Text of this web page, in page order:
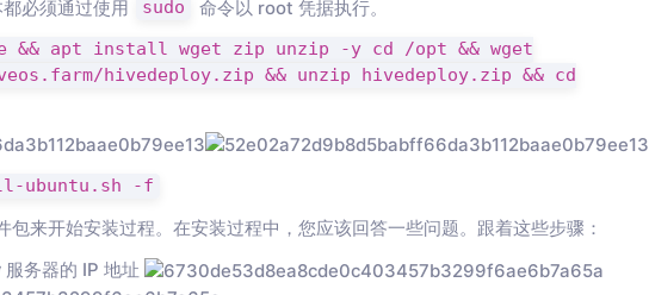
必须通过使用 sudo
命令以 root 凭据执行。
&& apt install wget zip unzip -y cd /opt && wget
hivedeploy.zip && unzip hivedeploy.zip && cd
ubuntu.sh -f
包来开始安装过程。在安装过程中，您应该回答一些问题。跟着这些步骤：
务器的 IP 地址